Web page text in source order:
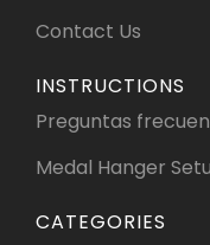
Contact Us
INSTRUCTIONS
Preguntas
Medal Hanger
CATEGORIES